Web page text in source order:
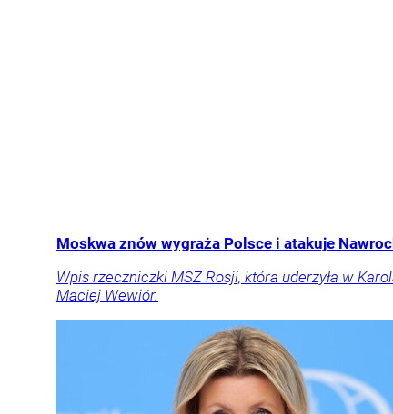
Moskwa znów wygraża Polsce i atakuje
Wpis rzeczniczki MSZ Rosji, która uderzyła w
Maciej Wewiór.